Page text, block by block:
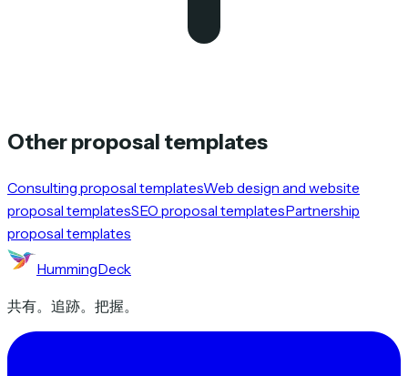
Other proposal templates
Consulting proposal templatesWeb design and website
proposal templatesSEO proposal templatesPartnership
proposal templates
HummingDeck
共有。追跡。把握。